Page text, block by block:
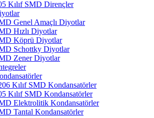
Kılıf SMD Dirençler
Genel Amaçlı Diyotlar
Hızlı Diyotlar
Köprü Diyotlar
Schottky Diyotlar
Zener Diyotlar
Kılıf SMD Kondansatörler
Kılıf SMD Kondansatörler
Elektrolitik Kondansatörler
Tantal Kondansatörler